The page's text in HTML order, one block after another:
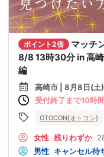
ポイント2倍
マッチ
8/8 13時30分 in 高
編
高崎市 | 8月8日(
受付終了まで10時
OTOCON(オトコン)
女性 残りわずか
男性 キャンセル待